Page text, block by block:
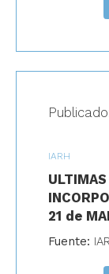
IARH
21 de
Fuente: